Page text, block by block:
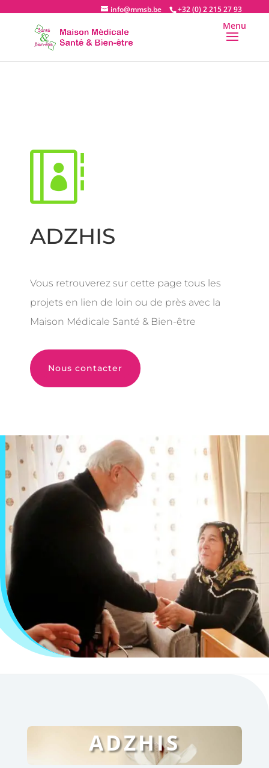
+32 (0) 2 215 27 93
info@mmsb.be

ADZHIS
Vous retrouverez sur cette page tous les
projets en lien de loin ou de près avec la
Maison Médicale Santé & Bien-être
Nous contacter
ADZHIS